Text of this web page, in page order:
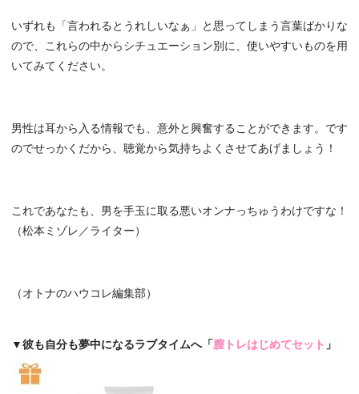
いずれも「言われるとうれしいなぁ」と思ってしまう言葉ばかりな
ので、これらの中からシチュエーション別に、使いやすいものを用
いてみてください。
男性は耳から入る情報でも、意外と興奮することができます。です
のでせっかくだから、聴覚から気持ちよくさせてあげましょう！
これであなたも、男を手玉に取る悪いオンナっちゅうわけですな！
（松本ミゾレ／ライター）
（オトナのハウコレ編集部）
▼彼も自分も夢中になるラブタイムへ「 膣トレはじめてセット 」